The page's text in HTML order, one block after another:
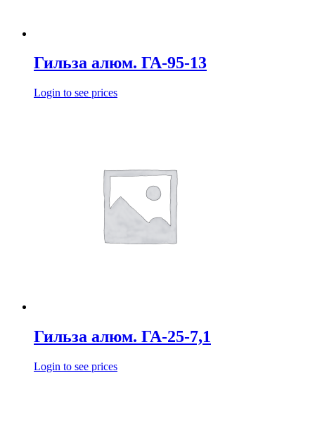
Гильза алюм. ГА-95-13
Login to see prices
Гильза алюм. ГА-25-7,1
Login to see prices